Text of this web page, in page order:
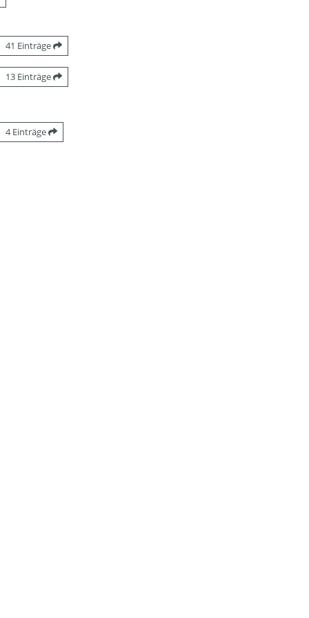
41 Einträge
13 Einträge
4 Einträge